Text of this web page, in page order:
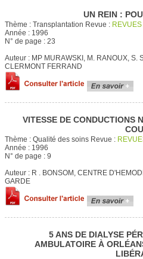
UN REIN :
Thème : Transplantation Revue : REVUES
Année : 1996
N° de page : 23
Auteur : MP MURAWSKI, M. RANOUX, S.
CLERMONT FERRAND
VITESSE DE CONDUCTIONS
Thème : Qualité des soins Revue :
Année : 1996
N° de page : 9
Auteur : R . BONSOM, CENTRE
GARDE
5 ANS DE DIALYSE
AMBULATOIRE À